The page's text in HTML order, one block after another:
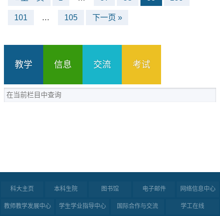
101 … 105 下一页 »
教学 信息 交流 考试
科大主页 本科生院 图书馆 电子邮件 网络信息中心
教师教学发展中心 学生学业指导中心 国际合作与交流 学工在线